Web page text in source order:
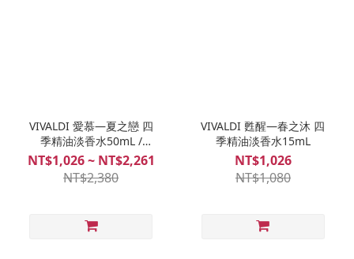
VIVALDI 愛慕—夏之戀 四
季精油淡香水50mL /
15mL
NT$1,026 ~ NT$2,261
NT$2,380
VIVALDI 甦醒—春之沐 四
季精油淡香水15mL
NT$1,026
NT$1,080